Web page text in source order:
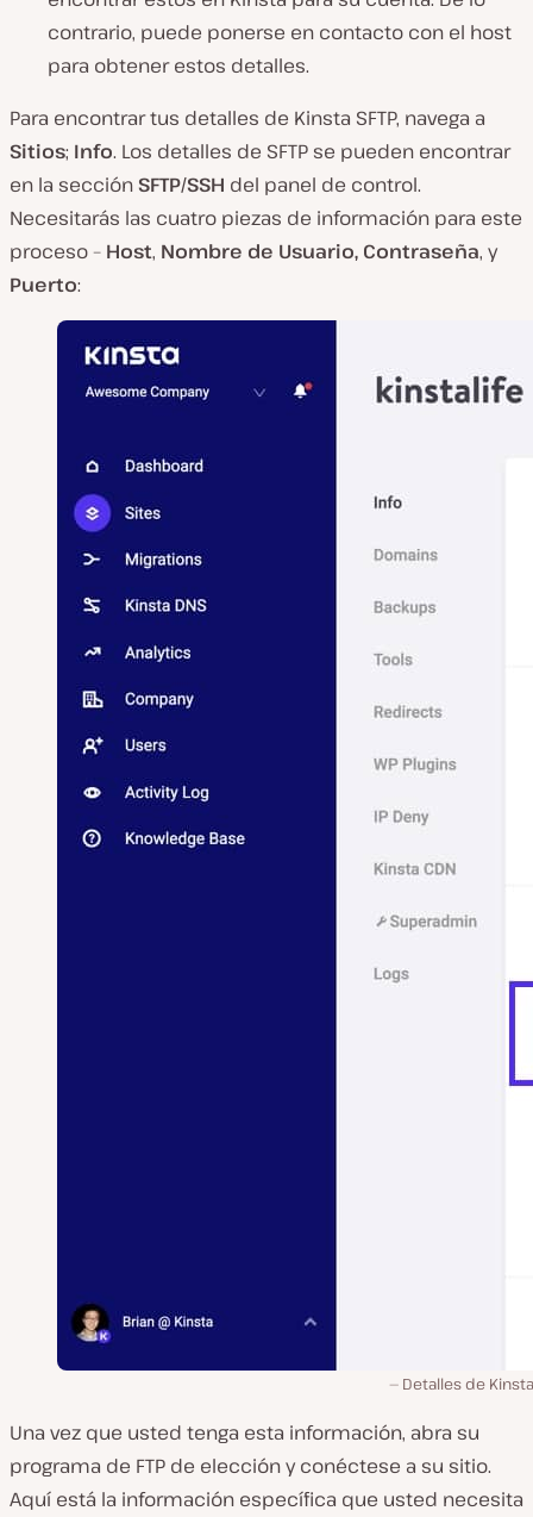
contrario, puede ponerse en contacto con el host
para obtener estos detalles.
Para encontrar tus detalles de Kinsta SFTP, navega a
Sitios; Info. Los detalles de SFTP se pueden encontrar
en la sección SFTP/SSH del panel de control.
Necesitarás las cuatro piezas de información para este
proceso – Host, Nombre de Usuario, Contraseña, y
Puerto:
Detalles de Kinsta
Una vez que usted tenga esta información, abra su
programa de FTP de elección y conéctese a su sitio.
Aquí está la información específica que usted necesita